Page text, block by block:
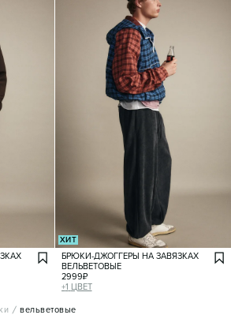
ХИТ
БРЮКИ-ДЖОГГЕРЫ НА ЗАВЯЗКАХ
ВЕЛЬВЕТОВЫЕ
2999₽
+1 ЦВЕТ
вельветовые